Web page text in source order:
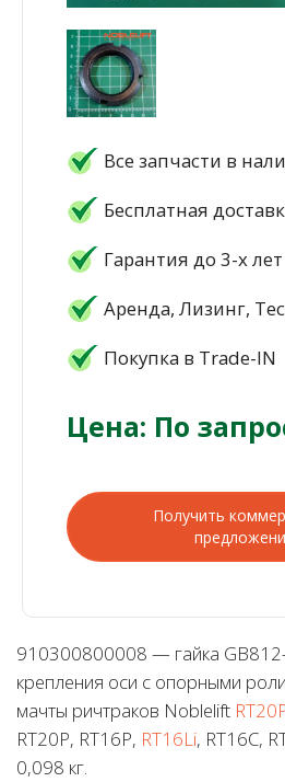
Все запчасти в
Бесплатная
Гарантия до 3-х лет
Аренда, Лизинг,
Покупка в Trade-IN
Цена: По
Получить
910300800008 — гайка
крепления оси с опорными
мачты ричтраков Noblelift
RT20P, RT16P, RT16Li, RT16C,
0,098 кг.